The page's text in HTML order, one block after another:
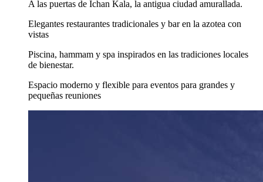
A las puertas de Ichan Kala, la antigua ciudad amurallada.
Elegantes restaurantes tradicionales y bar en la azotea con
vistas
Piscina, hammam y spa inspirados en las tradiciones locales
de bienestar.
Espacio moderno y flexible para eventos para grandes y
pequeñas reuniones